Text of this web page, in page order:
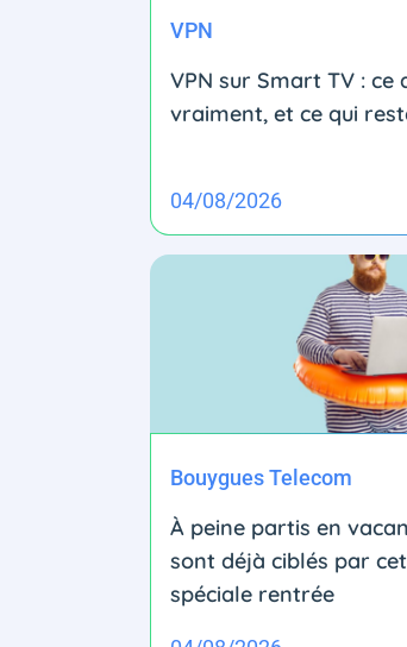
VPN
VPN sur Smart TV : ce
vraiment, et ce qui
04/08/2026
Bouygues Telecom
À peine partis en
sont déjà ciblés par
spéciale rentrée